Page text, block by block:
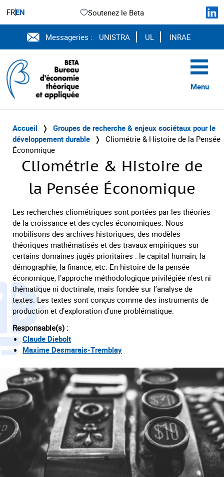
FREN Soutenez le Beta
Messageries : UNISTRA UL INRAE
Menu
Accueil ❭ Groupes de recherche & enjeux sociétaux pour le
développement durable ❭ Cliométrie & Histoire de la Pensée
Économique
Cliométrie & Histoire de
la Pensée Économique
Les recherches cliométriques sont portées par les théories
de la croissance et des cycles économiques. Nous
mobilisons des archives historiques, des modèles
théoriques mathématisés et des travaux empiriques sur
certains domaines jugés prioritaires : le capital humain, la
démographie, la finance, etc. En histoire de la pensée
économique, l’approche méthodologique privilégiée n’est ni
thématique ni doctrinale, mais fondée sur l’analyse de
textes. Les textes sont conçus comme des instruments de
production et d’exploration d’une problématique.
Responsable(s) :
Claude Diebolt
Maxime Desmarais-Tremblay